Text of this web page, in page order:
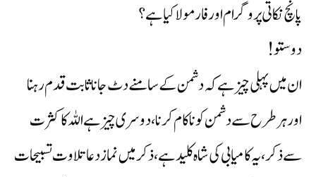
پانچ نکاتی پروگرام اور فارمولا کیا ہے ؟
دوستو !
ان میں پہلی چیز ہے کہ دشمن کے سامنے دٹ جانا ثابت قدم رہنا
اور ہر طرح سے دشمن کو ناکام کرنا ، دوسری چیز ہے اللہ کا کثرت
سے ذکر ، یہ کامیابی کی شاہ کلید ہے ، ذکر میں نماز دعا تلاوت تسبیحات